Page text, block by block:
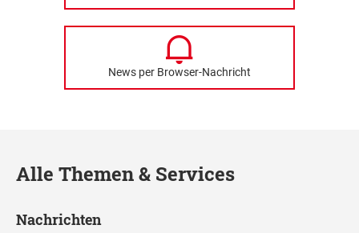
News per Browser-Nachricht
Alle Themen & Services
Nachrichten